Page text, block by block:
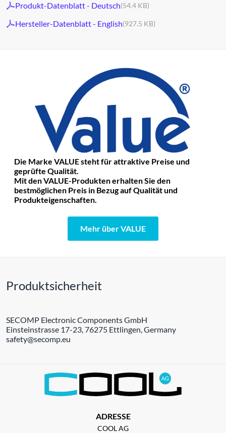
Produkt-Datenblatt - Deutsch(54.4 KB)
Hersteller-Datenblatt - English(927.5 KB)
Die Marke VALUE steht für attraktive Preise und
geprüfte Qualität.
Mit den VALUE-Produkten erhalten Sie den
bestmöglichen Preis in Bezug auf Qualität und
Produkteigenschaften.
Mehr über VALUE
Produktsicherheit
SECOMP Electronic Components GmbH
Einsteinstrasse 17-23, 76275 Ettlingen, Germany
safety@secomp.eu
ADRESSE
COOL AG